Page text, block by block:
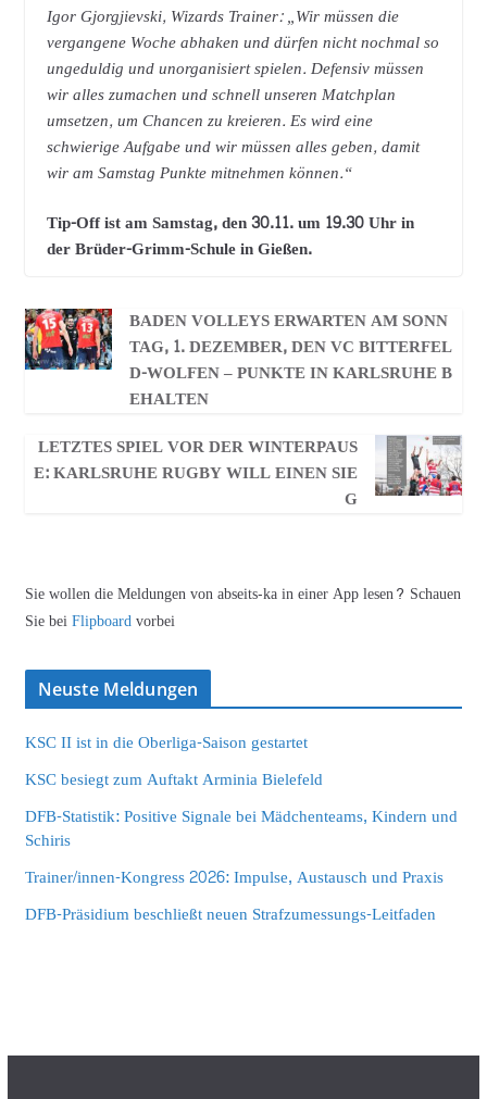
Igor Gjorgjievski, Wizards Trainer: „Wir müssen die
vergangene Woche abhaken und dürfen nicht nochmal so
ungeduldig und unorganisiert spielen. Defensiv müssen
wir alles zumachen und schnell unseren Matchplan
umsetzen, um Chancen zu kreieren. Es wird eine
schwierige Aufgabe und wir müssen alles geben, damit
wir am Samstag Punkte mitnehmen können.“
Tip-Off ist am Samstag, den 30.11. um 19.30 Uhr in
der Brüder-Grimm-Schule in Gießen.
BADEN VOLLEYS ERWARTEN AM SONN
TAG, 1. DEZEMBER, DEN VC BITTERFEL
D-WOLFEN – PUNKTE IN KARLSRUHE B
EHALTEN
LETZTES SPIEL VOR DER WINTERPAUS
E: KARLSRUHE RUGBY WILL EINEN SIE
G
Sie wollen die Meldungen von abseits-ka in einer App lesen? Schauen
Sie beiFlipboardvorbei
Neuste Meldungen
KSC II ist in die Oberliga-Saison gestartet
KSC besiegt zum Auftakt Arminia Bielefeld
DFB-Statistik: Positive Signale bei Mädchenteams, Kindern und
Schiris
Trainer/innen-Kongress 2026: Impulse, Austausch und Praxis
DFB-Präsidium beschließt neuen Strafzumessungs-Leitfaden